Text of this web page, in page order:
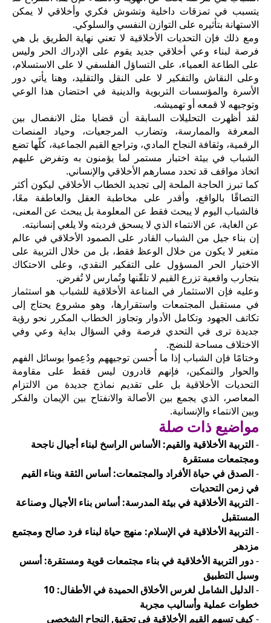
يتسبب في تمزقات داخلية وتشوش فكري وأخلاقي لا يمكن
الاستهانة بتأثيره على التوازن النفسي والسلوكي.
ومع ذلك فإن التحديات الأخلاقية لا تعني نهاية الطريق بل هي
فرصة لبناء وعي أخلاقي جديد يقوم على الإدراك الحر وليس
على الطاعة العمياء، على التساؤل الفلسفي لا على الاستسلام،
وعلى النقاش والتفكير لا على النقل والتقليد، وهنا يأتي دور
الأسرة والمؤسسات التربوية والدينية في احتضان هذا الوعي
وتوجيهه لا قمعه أو تهميشه.
لقد أظهرت التحليلات السابقة أن قضايا مثل الانفصال بين
المعرفة والممارسة، وتضارب المرجعيات، وحياد المنصات
الرقمية، وثقافة النجاح المادي، وتراجع القيم الجماعية، كلّها تضع
الشباب في بيئة اختبار مستمر لما يؤمنون به وتفرض عليهم
اتخاذ مواقف قد تحدد مسارهم الأخلاقي والإنساني.
كما تبرز الحاجة الملحة إلى تجديد الخطاب الأخلاقي ليكون أكثر
التصاقًا بالواقع، وأقدر على مخاطبة العقل والعاطفة معًا،
فالشباب اليوم لا يبحث فقط عن المعلومة بل يبحث عن المعنى،
عن الغاية، عن الانتماء الذي لا يسحق فرديته ولا يلغي إنسانيته.
إن بناء جيل من الشباب القادر على الصمود الأخلاقي في عالم
متغير لا يكون من خلال الوعظ فقط، بل من خلال التربية على
الاختيار الحر المسؤول على التفكير النقدي، وعلى الاحتكاك
بتجارب واقعية تزرع القيم لا تلقّنها وتُمارس لا تُفرض.
وعليه فإن الاستثمار في المناعة الأخلاقية للشباب هو استثمار
في مستقبل المجتمعات واستقرارها، وهو مشروع يحتاج إلى
تكاتف الجهود وتكامل الأدوار وتجاوز الخطاب المكرر نحو رؤية
جديدة ترى في التحدي فرصة وفي السؤال بداية وعي وفي
الاختلاف مساحة للنضج.
وختامًا فإن الشباب إذا ما أُحسن توجيههم ودُعِموا بوسائل الفهم
والحوار والتمكين، فإنهم قادرون ليس فقط على مقاومة
التحديات الأخلاقية بل على تقديم نماذج جديدة من الالتزام
المعاصر، الذي يجمع بين الأصالة والانفتاح بين الإيمان والفكر
وبين الانتماء والإنسانية.
مواضيع ذات صلة
-التربية الأخلاقية والقيم: الأساس الراسخ لبناء أجيال ناجحة
ومجتمعات مستقرة
-الصدق في حياة الأفراد والمجتمعات: أساس الثقة وبناء القيم
في زمن التحديات
-التربية الأخلاقية في بيئة المدرسة: أساس بناء الأجيال وصناعة
المستقبل
-التربية الأخلاقية في الإسلام: منهج حياة لبناء فرد صالح ومجتمع
مزدهر
-دور التربية الأخلاقية في بناء مجتمعات قوية ومستقرة: أسس
وسبل التطبيق
-
الدليل الشامل لغرس الأخلاق الحميدة في الأطفال: 10
خطوات عملية وأساليب مجربة
-كيف تسهم القيم الأخلاقية في تحقيق النجاح الشخصي